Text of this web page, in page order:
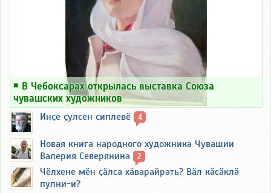
￭ В Чебоксарах открылась выставка Союза
чувашских художников
Инҫе ҫулсен сиплевӗ 4
Новая книга народного художника Чувашии
Валерия Северянина
2
Чӗлхене мӗн ҫӑлса хӑварайрать? Вӑл кӑсӑклӑ
пулни-и?